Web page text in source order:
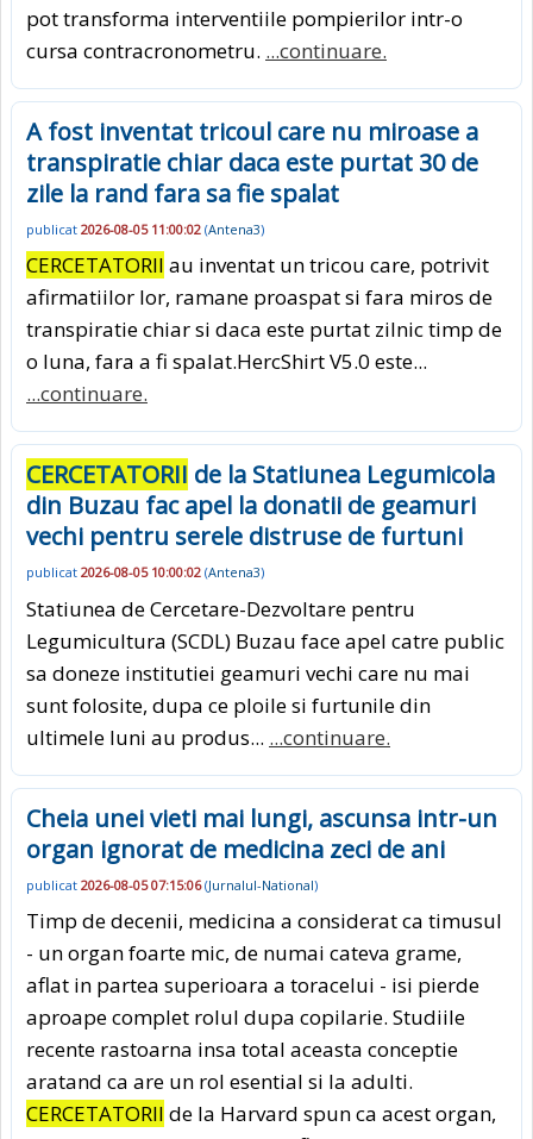
pot transforma interventiile pompierilor intr-o
cursa contracronometru. ...continuare.
A fost inventat tricoul care nu miroase a
transpiratie chiar daca este purtat 30 de
zile la rand fara sa fie spalat
publicat 2026-08-05 11:00:02 (Antena3)
CERCETATORII au inventat un tricou care, potrivit
afirmatiilor lor, ramane proaspat si fara miros de
transpiratie chiar si daca este purtat zilnic timp de
o luna, fara a fi spalat.HercShirt V5.0 este...
...continuare.
CERCETATORII de la Statiunea Legumicola
din Buzau fac apel la donatii de geamuri
vechi pentru serele distruse de furtuni
publicat 2026-08-05 10:00:02 (Antena3)
Statiunea de Cercetare-Dezvoltare pentru
Legumicultura (SCDL) Buzau face apel catre public
sa doneze institutiei geamuri vechi care nu mai
sunt folosite, dupa ce ploile si furtunile din
ultimele luni au produs... ...continuare.
Cheia unei vieti mai lungi, ascunsa intr-un
organ ignorat de medicina zeci de ani
publicat 2026-08-05 07:15:06(Jurnalul-National)
Timp de decenii, medicina a considerat ca timusul
- un organ foarte mic, de numai cateva grame,
aflat in partea superioara a toracelui - isi pierde
aproape complet rolul dupa copilarie. Studiile
recente rastoarna insa total aceasta conceptie
aratand ca are un rol esential si la adulti.
CERCETATORII de la Harvard spun ca acest organ,